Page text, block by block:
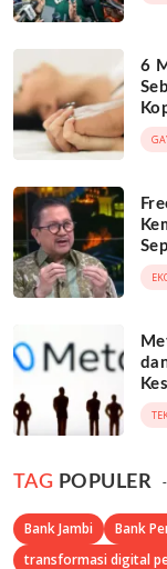
6
TAG POPULER
Bank Jambi
Bank
transformasi digital